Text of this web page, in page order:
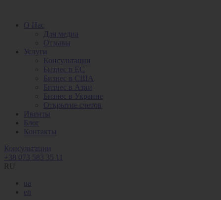
О Нас
Для медиа
Отзывы
Услуги
Консультации
Бизнес в ЕС
Бизнес в США
Бизнес в Азии
Бизнес в Украине
Открытие счетов
Ивенты
Блог
Контакты
Консультации
+38 073 583 35 11
RU
ua
en